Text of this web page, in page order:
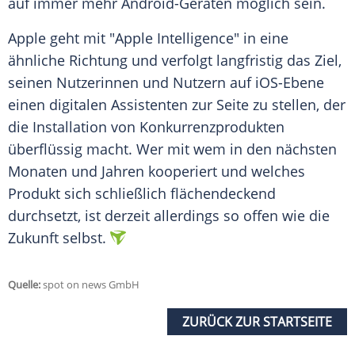
Apple geht mit "Apple Intelligence" in eine
ähnliche Richtung und verfolgt langfristig das Ziel,
seinen Nutzerinnen und Nutzern auf iOS-Ebene
einen digitalen Assistenten zur Seite zu stellen, der
die Installation von Konkurrenzprodukten
überflüssig macht. Wer mit wem in den nächsten
Monaten und Jahren kooperiert und welches
Produkt sich schließlich flächendeckend
durchsetzt, ist derzeit allerdings so offen wie die
Zukunft selbst.
Quelle:spot on news GmbH
ZURÜCK ZUR STARTSEITE